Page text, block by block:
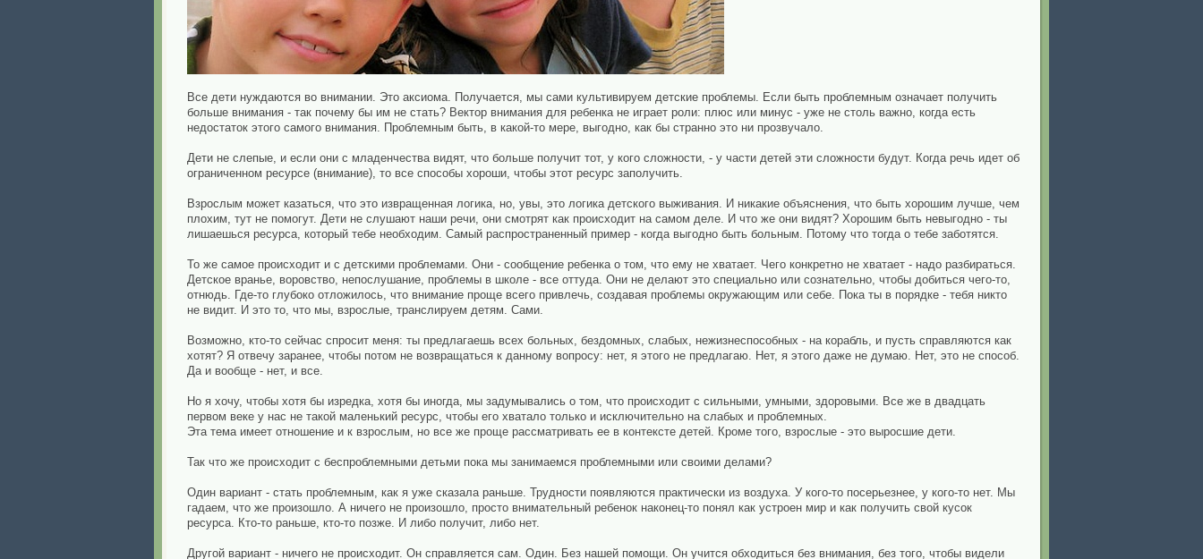
Все дети нуждаются во внимании. Это аксиома. Получается, мы сами культивируем детские проблемы. Если быть проблемным означает получить
больше внимания - так почему бы им не стать? Вектор внимания для ребенка не играет роли: плюс или минус - уже не столь важно, когда есть
недостаток этого самого внимания. Проблемным быть, в какой-то мере, выгодно, как бы странно это ни прозвучало.
Дети не слепые, и если они с младенчества видят, что больше получит тот, у кого сложности, - у части детей эти сложности будут. Когда речь идет об
ограниченном ресурсе (внимание), то все способы хороши, чтобы этот ресурс заполучить.
Взрослым может казаться, что это извращенная логика, но, увы, это логика детского выживания. И никакие объяснения, что быть хорошим лучше, чем
плохим, тут не помогут. Дети не слушают наши речи, они смотрят как происходит на самом деле. И что же они видят? Хорошим быть невыгодно - ты
лишаешься ресурса, который тебе необходим. Самый распространенный пример - когда выгодно быть больным. Потому что тогда о тебе заботятся.
То же самое происходит и с детскими проблемами. Они - сообщение ребенка о том, что ему не хватает. Чего конкретно не хватает - надо разбираться.
Детское вранье, воровство, непослушание, проблемы в школе - все оттуда. Они не делают это специально или сознательно, чтобы добиться чего-то,
отнюдь. Где-то глубоко отложилось, что внимание проще всего привлечь, создавая проблемы окружающим или себе. Пока ты в порядке - тебя никто
не видит. И это то, что мы, взрослые, транслируем детям. Сами.
Возможно, кто-то сейчас спросит меня: ты предлагаешь всех больных, бездомных, слабых, нежизнеспособных - на корабль, и пусть справляются как
хотят? Я отвечу заранее, чтобы потом не возвращаться к данному вопросу: нет, я этого не предлагаю. Нет, я этого даже не думаю. Нет, это не способ.
Да и вообще - нет, и все.
Но я хочу, чтобы хотя бы изредка, хотя бы иногда, мы задумывались о том, что происходит с сильными, умными, здоровыми. Все же в двадцать
первом веке у нас не такой маленький ресурс, чтобы его хватало только и исключительно на слабых и проблемных.
Эта тема имеет отношение и к взрослым, но все же проще рассматривать ее в контексте детей. Кроме того, взрослые - это выросшие дети.
Так что же происходит с беспроблемными детьми пока мы занимаемся проблемными или своими делами?
Один вариант - стать проблемным, как я уже сказала раньше. Трудности появляются практически из воздуха. У кого-то посерьезнее, у кого-то нет. Мы
гадаем, что же произошло. А ничего не произошло, просто внимательный ребенок наконец-то понял как устроен мир и как получить свой кусок
ресурса. Кто-то раньше, кто-то позже. И либо получит, либо нет.
Другой вариант - ничего не происходит. Он справляется сам. Один. Без нашей помощи. Он учится обходиться без внимания, без того, чтобы видели